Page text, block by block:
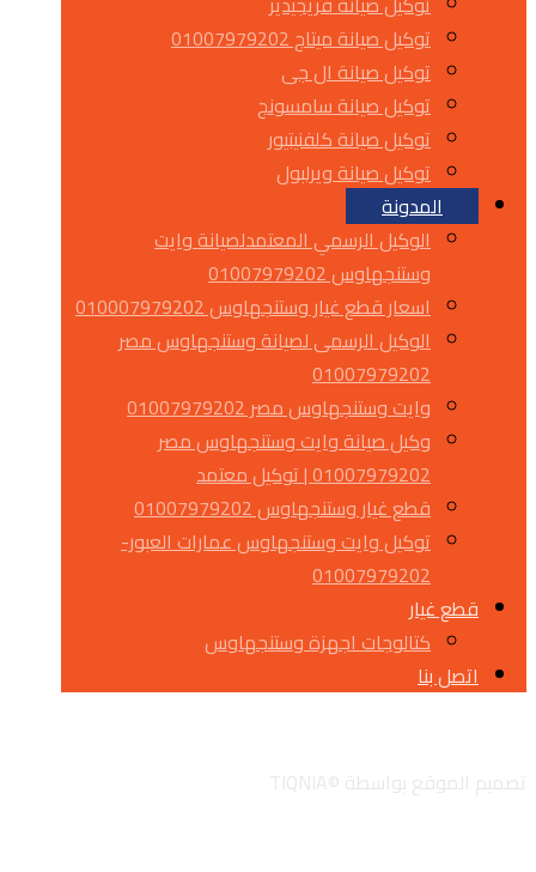
توكيل صيانة ميتاج 01007979202
توكيل صيانة ال جى
توكيل صيانة سامسونج
توكيل صيانة كلفنيتيور
توكيل صيانة ويرلبول
المدونة
الوكيل الرسمي المعتمدلصيانة وايت
وستنجهاوس 01007979202
اسعار قطع غيار وستنجهاوس 010007979202
الوكيل الرسمى لصيانة وستنجهاوس مصر
01007979202
وايت وستنجهاوس مصر 01007979202
وكيل صيانة وايت وستنجهاوس مصر
01007979202 | توكيل معتمد
قطع غيار وستنجهاوس 01007979202
توكيل وايت وستنجهاوس عمارات العبور-
01007979202
قطع غيار
كتالوجات اجهزة وستنجهاوس
اتصل بنا